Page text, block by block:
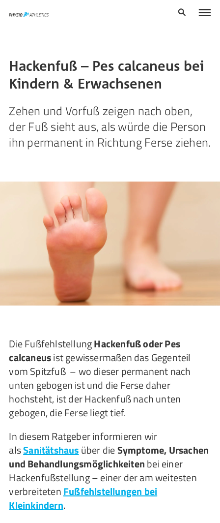
Hackenfuß – Pes calcaneus bei
Kindern & Erwachsenen
Zehen und Vorfuß zeigen nach oben,
der Fuß sieht aus, als würde die Person
ihn permanent in Richtung Ferse ziehen.
Die FußfehlstellungHackenfuß oder Pes
calcaneusist gewissermaßen das Gegenteil
vom Spitzfuß – wo dieser permanent nach
unten gebogen ist und die Ferse daher
hochsteht, ist der Hackenfuß nach unten
gebogen, die Ferse liegt tief.
In diesem Ratgeber informieren wir
alsSanitätshausüber dieSymptome, Ursachen
und Behandlungsmöglichkeitenbei einer
Hackenfußstellung – einer der am weitesten
verbreitetenFußfehlstellungen bei
Kleinkindern.